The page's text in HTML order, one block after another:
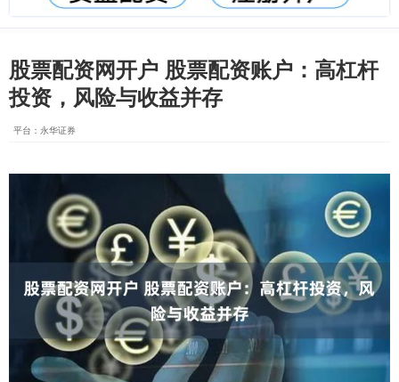
股票配资网开户 股票配资账户：高杠杆
投资，风险与收益并存
平台：永华证券